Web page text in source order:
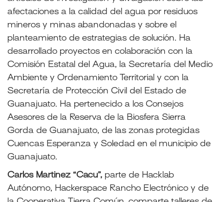
afectaciones a la calidad del agua por residuos
mineros y minas abandonadas y sobre el
planteamiento de estrategias de solución. Ha
desarrollado proyectos en colaboración con la
Comisión Estatal del Agua, la Secretaría del Medio
Ambiente y Ordenamiento Territorial y con la
Secretaría de Protección Civil del Estado de
Guanajuato. Ha pertenecido a los Consejos
Asesores de la Reserva de la Biosfera Sierra
Gorda de Guanajuato, de las zonas protegidas
Cuencas Esperanza y Soledad en el municipio de
Guanajuato.
Carlos Martinez “Cacu”, parte de Hacklab
Autónomo, Hackerspace Rancho Electrónico y de